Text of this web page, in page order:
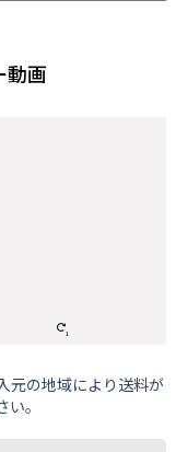
動画
元の地域により送料が
。